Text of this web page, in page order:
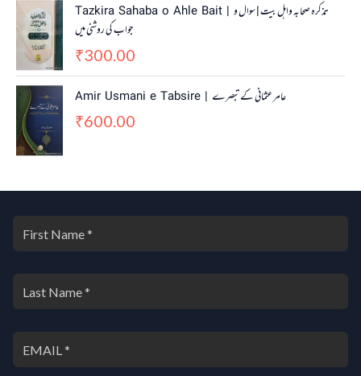
Tazkira Sahaba o Ahle Bait | تذکرہ صحابہ واہل بیت | سوال و
جواب کی روشنی میں
₹300.00
Amir Usmani e Tabsire | عامر عثمانی کے تبصرے
₹600.00